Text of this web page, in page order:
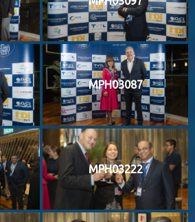
MPH03087
MPH03222